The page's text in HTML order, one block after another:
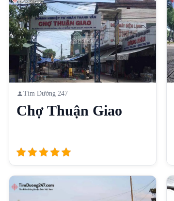
Tìm Đường 247
Chợ Thuận Giao